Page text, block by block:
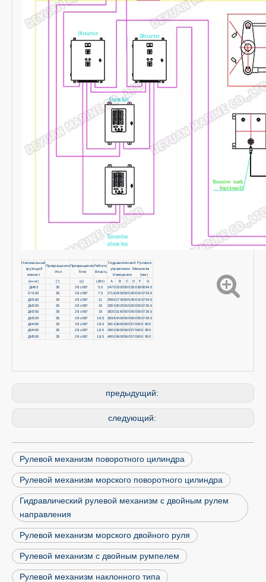
Номинальный
крутящий
момент
Превращение
Угол
Превращение
Time
Рейтинг
Власть
Гидравлический Рулевое
управление Механизм
Измерение (мм)
(кн.м) (°) (с) (кВт) A B C D F
G
ДИ63
35 28 с/65° 5.5 24702320505350380694.5
DY100 35 28 с/65° 7.5 27182500505400420704.5
ДИ160
35 28 с/65° 11 29962740505450420704.5
ДИ200
35 28 с/65° 15 33043020505500550726.5
ДИ250
35 28 с/65° 15 36303160505550550726.5
ДИ320
35 28 с/65° 18.5 39383400505600550726.5
ДИ400 35 28 с/65° 18.5 39143600560570600 950
ДИ450 35 28 с/65° 18.5 40003600560570600 950
ДИ500
35 28 с/65° 18.5 40003600560570600 950
предыдущий:
следующий:
Рулевой механизм поворотного цилиндра
Рулевой механизм морского поворотного цилиндра
Гидравлический рулевой механизм с двойным рулем
направления
Рулевой механизм морского двойного руля
Рулевой механизм с двойным румпелем
Рулевой механизм наклонного типа